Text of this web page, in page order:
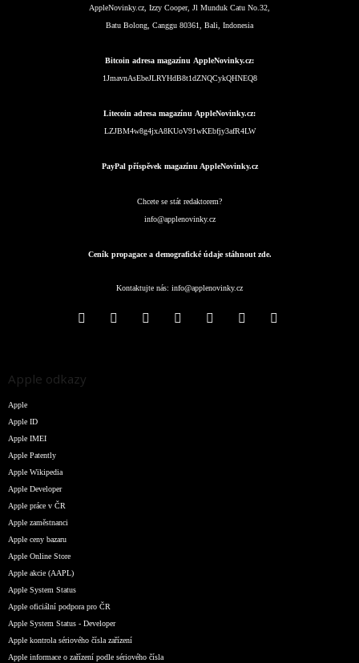
AppleNovinky.cz, Izzy Cooper, Jl Munduk Catu No.32,
Batu Bolong, Canggu 80361, Bali, Indonesia
Bitcoin adresa magazínu AppleNovinky.cz:
1JmavnAsEbeJLRYHdB8t1dZNQCykQHNEQ8
Litecoin adresa magazínu AppleNovinky.cz:
LZJBM4w8g4jxA8KUoV91wKEbfjy3afR4LW
PayPal příspěvek magazínu AppleNovinky.cz
Chcete se stát redaktorem?
info@applenovinky.cz
Ceník propagace a demografické údaje stáhnout zde.
Kontaktujte nás: info@applenovinky.cz
Apple odkazy
Apple
Apple ID
Apple IMEI
Apple Patently
Apple Wikipedia
Apple Developer
Apple práce v ČR
Apple zaměstnanci
Apple ceny bazaru
Apple Online Store
Apple akcie (AAPL)
Apple System Status
Apple oficiální podpora pro ČR
Apple System Status - Developer
Apple kontrola sériového čísla zařízení
Apple informace o zařízení podle sériového čísla